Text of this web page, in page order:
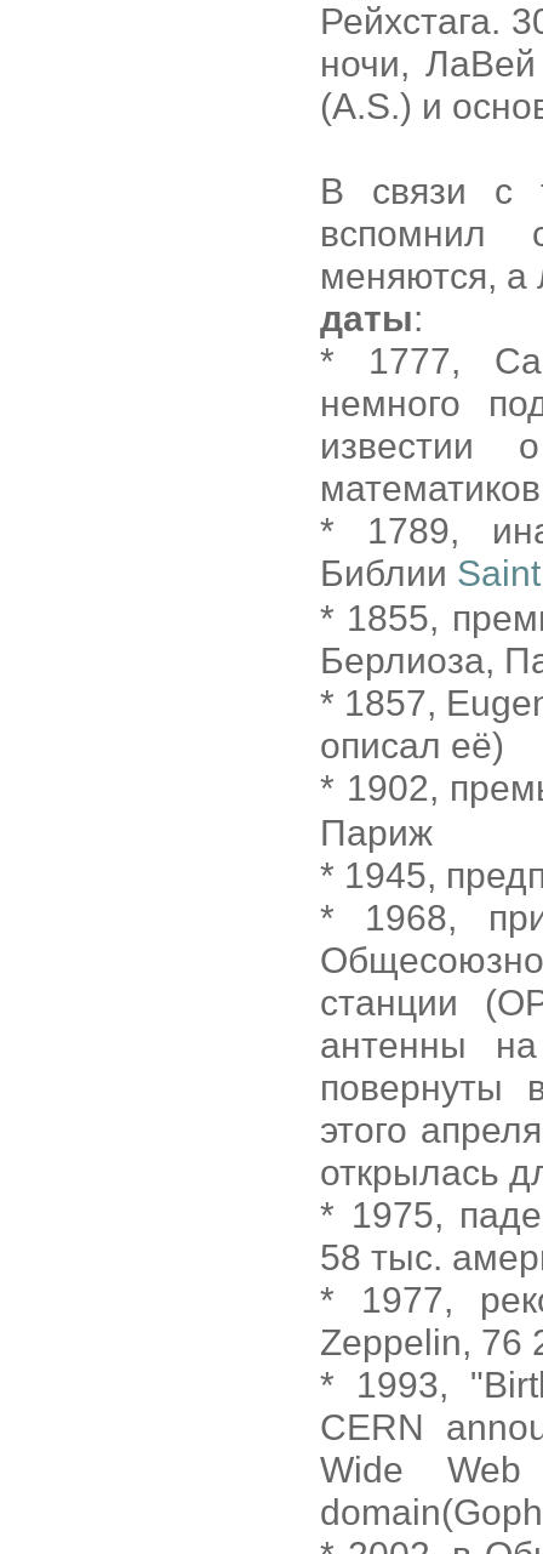
Рейхстага.
ночи,
(A.S.) и
В связи с
вспомнил
меняются, а
даты:
* 1777,
немного
* 1789,
Библии
* 1855,
Берлиоза,
* 1857,
описал её)
* 1902,
Париж
* 1945,
* 1968,
станции
антенны
повернуты
этого
открылась
* 1975,
58 тыс.
* 1977,
Zeppelin, 76
* 1993,
CERN
Wide